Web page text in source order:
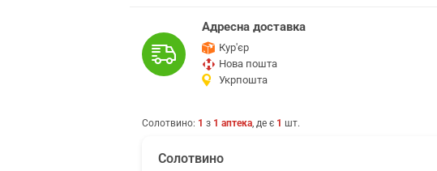
Адресна доставка
Кур'єр
Нова пошта
Укрпошта
Солотвино: 1 з 1 аптека, де є 1 шт.
Солотвино